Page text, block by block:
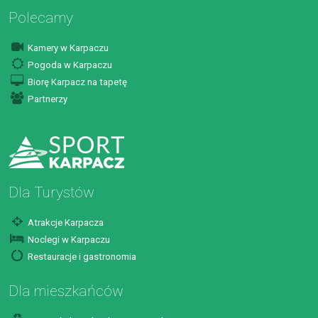
Polecamy
Kamery w Karpaczu
Pogoda w Karpaczu
Biorę Karpacz na tapetę
Partnerzy
Dla Turystów
Atrakcje Karpacza
Noclegi w Karpaczu
Restauracje i gastronomia
Dla mieszkańców